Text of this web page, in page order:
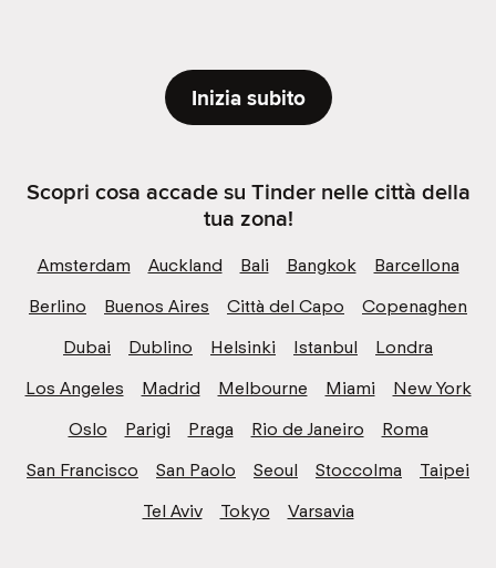
Inizia subito
Scopri cosa accade su Tinder nelle città della
tua zona!
Amsterdam Auckland Bali Bangkok
Barcellona
Berlino
Buenos Aires Città del Capo
Copenaghen
Dubai
Dublino Helsinki Istanbul
Londra
Los Angeles
Madrid Melbourne Miami
New York
Oslo
Parigi Praga Rio de Janeiro
Roma
San Francisco
San Paolo Seoul Stoccolma
Taipei
Tel Aviv
Tokyo Varsavia